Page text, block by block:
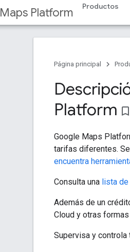
Maps Platform Productos
Página principal
Platform bookmark_border
Google Maps
tarifas diferentes.
encuentra
Consulta una lista
Además de un
Cloud y otras
Supervisa y